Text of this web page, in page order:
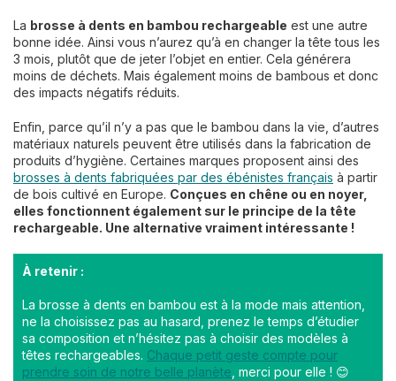
La brosse à dents en bambou rechargeable est une autre
bonne idée. Ainsi vous n’aurez qu’à en changer la tête tous les
3 mois, plutôt que de jeter l’objet en entier. Cela générera
moins de déchets. Mais également moins de bambous et donc
des impacts négatifs réduits.
Enfin, parce qu’il n’y a pas que le bambou dans la vie, d’autres
matériaux naturels peuvent être utilisés dans la fabrication de
produits d’hygiène. Certaines marques proposent ainsi des
brosses à dents fabriquées par des ébénistes français à partir
de bois cultivé en Europe. Conçues en chêne ou en noyer,
elles fonctionnent également sur le principe de la tête
rechargeable. Une alternative vraiment intéressante !
À retenir :
La brosse à dents en bambou est à la mode mais attention,
ne la choisissez pas au hasard, prenez le temps d’étudier
sa composition et n’hésitez pas à choisir des modèles à
têtes rechargeables. Chaque petit geste compte pour
prendre soin de notre belle planète , merci pour elle ! 😊